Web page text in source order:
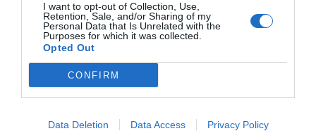
I want to opt-out of Collection, Use,
Retention, Sale, and/or Sharing of my
Personal Data that Is Unrelated with the
Purposes for which it was collected.
Opted Out
CONFIRM
Data Deletion Data Access Privacy Policy
Nace un clúster para evitar la propagación de